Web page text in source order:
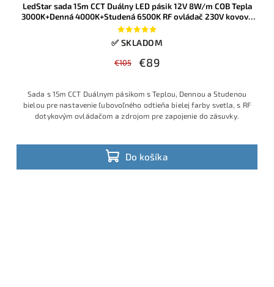
LedStar sada 15m CCT Duálny LED pásik 12V 8W/m COB Tepla
3000K+Denná 4000K+Studená 6500K RF ovládač 230V kovový
zdroj
✅ SKLADOM
€105 €89
Do košíka
Sada s 15m CCT Duálnym pásikom s Teplou, Dennou a Studenou
bielou pre nastavenie ľubovoľného odtieňa bielej farby svetla, s RF
dotykovým ovládačom a zdrojom pre zapojenie do zásuvky.